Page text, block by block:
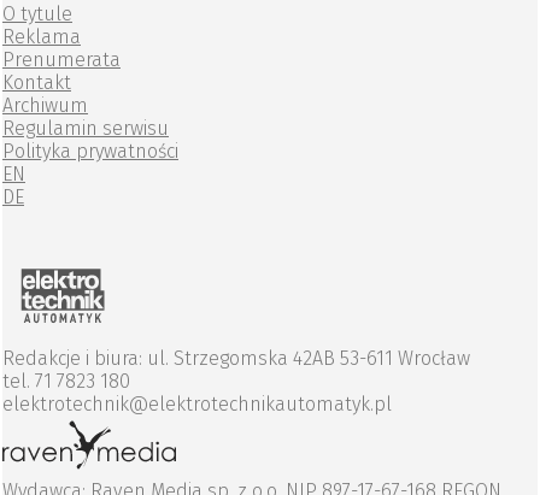
O tytule
Reklama
Prenumerata
Kontakt
Archiwum
Regulamin serwisu
Polityka prywatności
EN
DE
Redakcje i biura: ul. Strzegomska 42AB 53-611 Wrocław
tel. 71 7823 180
elektrotechnik@elektrotechnikautomatyk.pl